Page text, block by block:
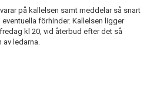
på kallelsen samt meddelar så snart
förhinder. Kallelsen ligger
kl 20, vid återbud efter det så
av ledarna.